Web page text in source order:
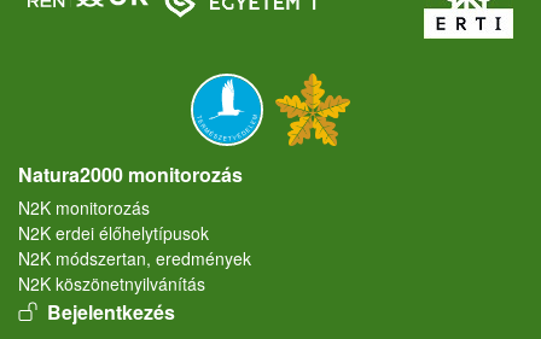
Natura2000 monitorozás
N2K monitorozás
N2K erdei élőhelytípusok
N2K módszertan, eredmények
N2K köszönetnyilvánítás
User account menu
Bejelentkezés